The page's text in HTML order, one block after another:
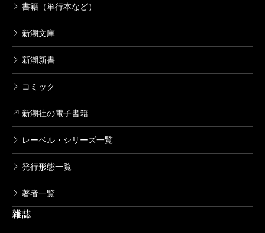
書籍（単行本など）
新潮文庫
新潮新書
コミック
新潮社の電子書籍
レーベル・シリーズ一覧
発行形態一覧
著者一覧
雑誌